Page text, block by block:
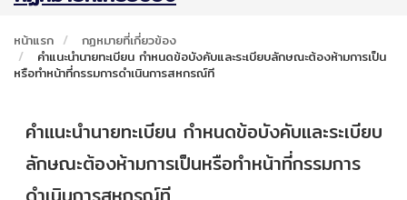
หน้าแรก
กฏหมายที่เกี่ยวข้อง
คำแนะนำนายทะเบียน กำหนดข้อบังคับและระเบียบลักษณะต้องห้ามการเป็น
หรือทำหน้าที่กรรมการดำเนินการสหกรณ์ที
คำแนะนำนายทะเบียน กำหนดข้อบังคับและระเบียบ
ลักษณะต้องห้ามการเป็นหรือทำหน้าที่กรรมการ